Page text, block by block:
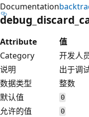
Documentation
Attribute
值
Category
开发人
说明
出于调
数据类型
整数
默认值
0
允许的值 0